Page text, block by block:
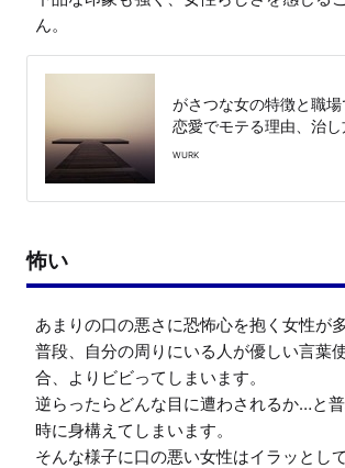
ん。
がさつな女の特徴と職場
恋愛でモテる理由、治し
WURK
怖い
あまりの口の悪さに恐怖心を抱く女性が
普段、自分の周りにいる人が優しい言葉
合、よりビビってしまいます。
逆らったらどんな目に遭わされるか…と
時に身構えてしまいます。
そんな様子に口の悪い女性はイラッとし